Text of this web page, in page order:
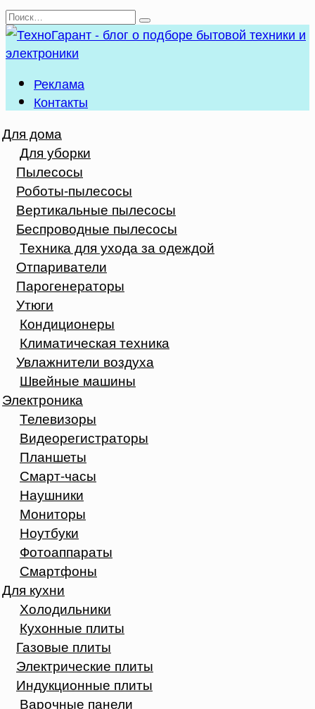
Перейти
к
содержанию
Search
for:
Реклама
Контакты
Для дома
Для уборки
Пылесосы
Роботы-пылесосы
Вертикальные пылесосы
Беспроводные пылесосы
Техника для ухода за одеждой
Отпариватели
Парогенераторы
Утюги
Кондиционеры
Климатическая техника
Увлажнители воздуха
Швейные машины
Электроника
Телевизоры
Видеорегистраторы
Планшеты
Смарт-часы
Наушники
Мониторы
Ноутбуки
Фотоаппараты
Смартфоны
Для кухни
Холодильники
Кухонные плиты
Газовые плиты
Электрические плиты
Индукционные плиты
Варочные панели